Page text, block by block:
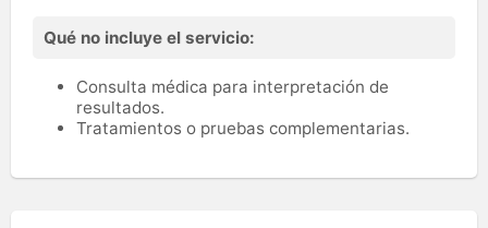
Qué no incluye el servicio:
Consulta médica para interpretación de
resultados.
Tratamientos o pruebas complementarias.